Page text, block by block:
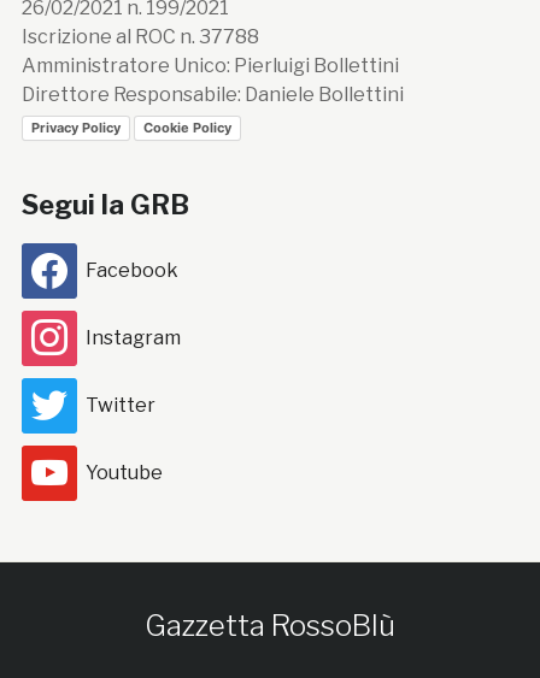
26/02/2021 n. 199/2021
Iscrizione al ROC n. 37788
Amministratore Unico: Pierluigi Bollettini
Direttore Responsabile: Daniele Bollettini
Privacy Policy Cookie Policy
Segui la GRB
Facebook
Instagram
Twitter
Youtube
Gazzetta RossoBlù